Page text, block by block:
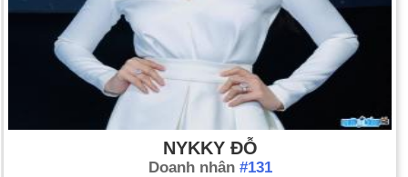
NYKKY ĐỖ
Doanh nhân #131